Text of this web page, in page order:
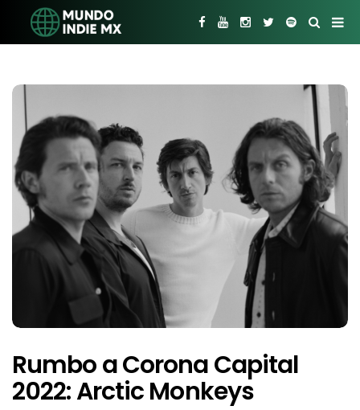
Rumbo a Corona Capital
2022: Arctic Monkeys